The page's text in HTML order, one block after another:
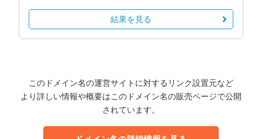
結果を見る
このドメイン名の運営サイトに対するリンク設置元など
より詳しい情報や概要はこのドメイン名の販売ページで公開
されています。